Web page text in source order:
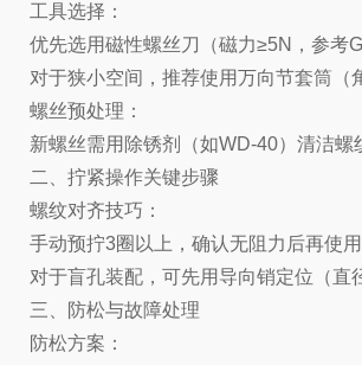
工具选择：
优先选用磁性螺丝刀（磁力≥5N，参考
对于狭小空间，推荐使用万向节套筒（
螺丝预处理：
新螺丝需用除锈剂（如WD-40）清洁
二、拧紧操作关键步骤
螺纹对齐技巧：
手动预拧3圈以上，确认无阻力后再使
对于盲孔装配，可先用导向销定位（
三、防松与故障处理
防松方案：